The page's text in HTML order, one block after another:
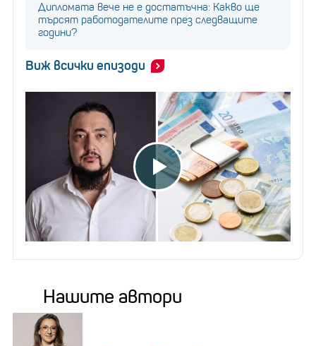
Дипломата вече не е достатъчна: Какво ще
търсят работодателите през следващите
години?
Виж всички епизоди
Нашите автори